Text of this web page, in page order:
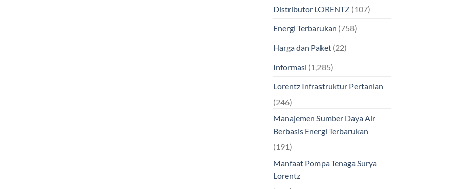
Distributor LORENTZ(107)
Energi Terbarukan (758)
Harga dan Paket(22)
Informasi (1,285)
Lorentz Infrastruktur Pertanian
(246)
Manajemen Sumber Daya Air
Berbasis Energi Terbarukan
(191)
Manfaat Pompa Tenaga Surya
Lorentz